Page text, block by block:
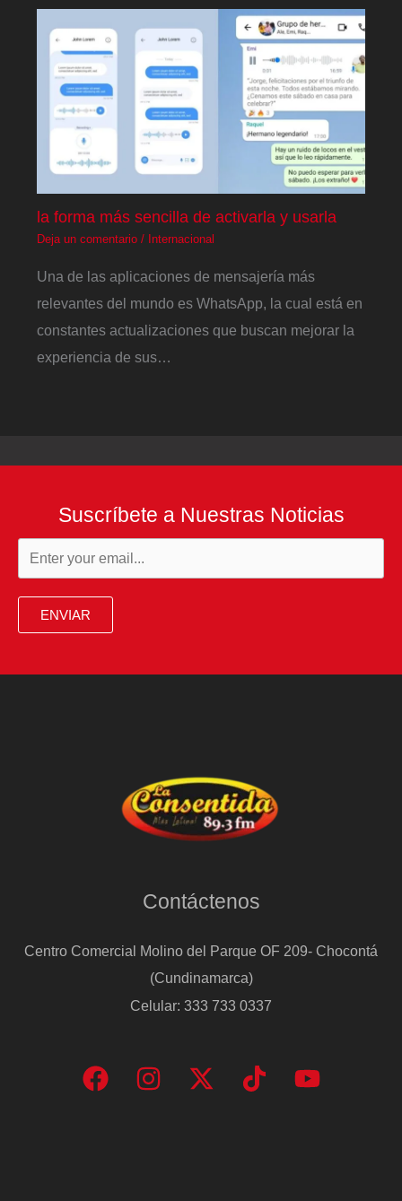
la forma más sencilla de activarla y usarla
Deja un comentario / Internacional
Una de las aplicaciones de mensajería más
relevantes del mundo es WhatsApp, la cual está en
constantes actualizaciones que buscan mejorar la
experiencia de sus…
Suscríbete a Nuestras Noticias
ENVIAR
Contáctenos
Centro Comercial Molino del Parque OF 209- Chocontá
(Cundinamarca)
Celular: 333 733 0337